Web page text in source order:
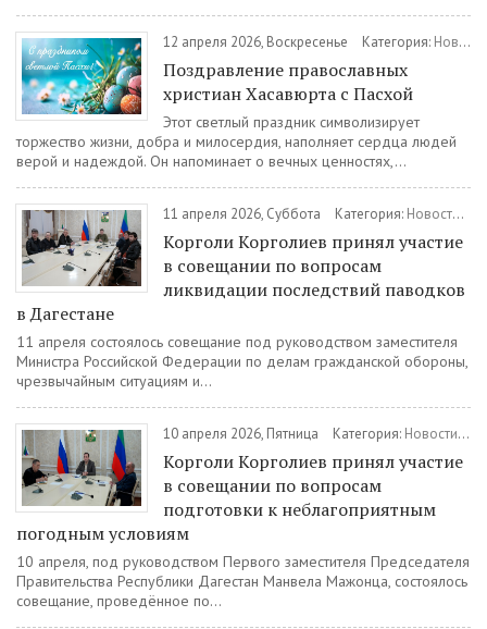
12 апреля 2026, Воскресенье Категория: Новости
Поздравление православных
христиан Хасавюрта с Пасхой
Этот светлый праздник символизирует
торжество жизни, добра и милосердия, наполняет сердца людей
верой и надеждой. Он напоминает о вечных ценностях,...
11 апреля 2026, Суббота Категория: Новости /
Корголи Корголиев принял участие
в совещании по вопросам
ликвидации последствий паводков
в Дагестане
11 апреля состоялось совещание под руководством заместителя
Министра Российской Федерации по делам гражданской обороны,
чрезвычайным ситуациям и...
10 апреля 2026, Пятница Категория: Новости/
Корголи Корголиев принял участие
в совещании по вопросам
подготовки к неблагоприятным
погодным условиям
10 апреля, под руководством Первого заместителя Председателя
Правительства Республики Дагестан Манвела Мажонца, состоялось
совещание, проведённое по...